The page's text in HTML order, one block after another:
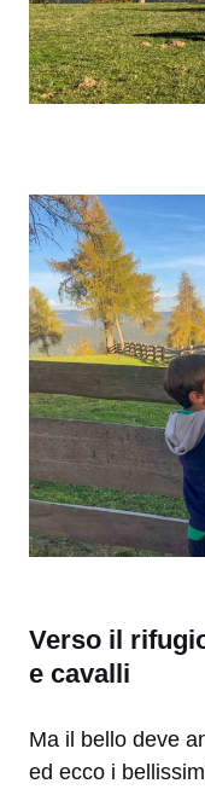
Verso il
e cavalli
Ma il bello deve
ed ecco i